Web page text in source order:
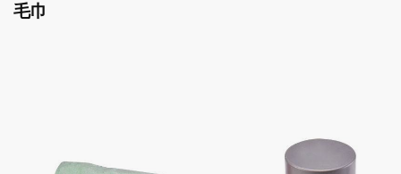
毛巾